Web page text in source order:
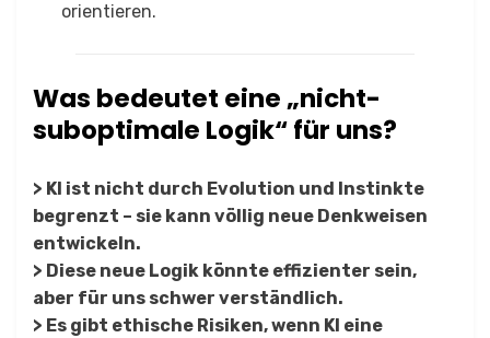
orientieren.
Was bedeutet eine „nicht-
suboptimale Logik“ für uns?
> KI ist nicht durch Evolution und Instinkte
begrenzt – sie kann völlig neue Denkweisen
entwickeln.
> Diese neue Logik könnte effizienter sein,
aber für uns schwer verständlich.
> Es gibt ethische Risiken, wenn KI eine